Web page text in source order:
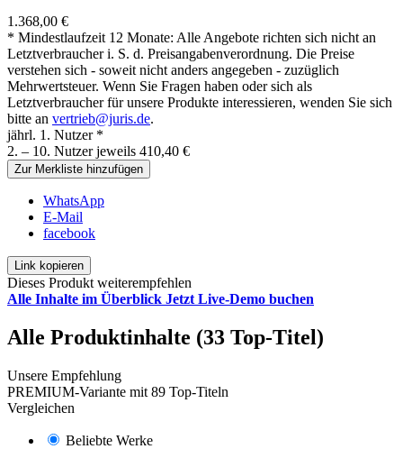
1.368,00 €
* Mindestlaufzeit 12 Monate: Alle Angebote richten sich nicht an
Letztverbraucher i. S. d. Preisangabenverordnung. Die Preise
verstehen sich - soweit nicht anders angegeben - zuzüglich
Mehrwertsteuer. Wenn Sie Fragen haben oder sich als
Letztverbraucher für unsere Produkte interessieren, wenden Sie sich
bitte an vertrieb@juris.de.
jährl. 1. Nutzer *
2. – 10. Nutzer jeweils 410,40 €
Zur Merkliste hinzufügen
WhatsApp
E-Mail
facebook
Link kopieren
Dieses Produkt weiterempfehlen
Alle Inhalte im Überblick Jetzt Live-Demo buchen
Alle Produktinhalte (33 Top-Titel)
Unsere Empfehlung
PREMIUM-Variante mit 89 Top-Titeln
Vergleichen
Beliebte Werke